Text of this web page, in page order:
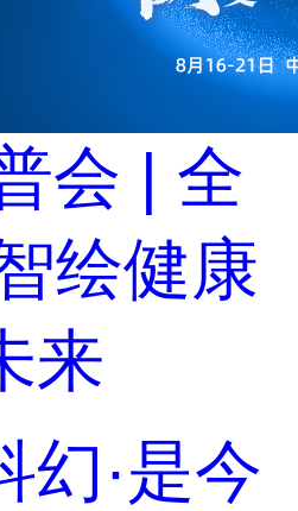
会 | 全
绘健康
来
幻·是今